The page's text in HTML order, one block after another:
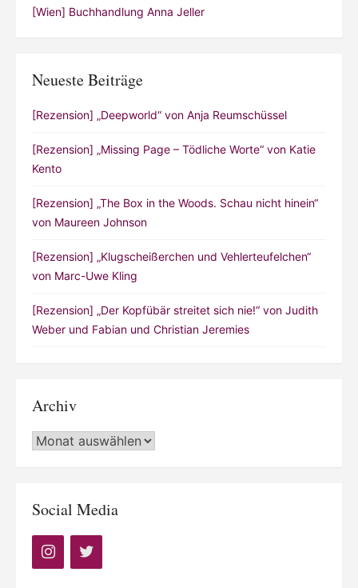
[Wien] Buchhandlung Anna Jeller
Neueste Beiträge
[Rezension] „Deepworld“ von Anja Reumschüssel
[Rezension] „Missing Page – Tödliche Worte“ von Katie
Kento
[Rezension] „The Box in the Woods. Schau nicht hinein“
von Maureen Johnson
[Rezension] „Klugscheißerchen und Vehlerteufelchen“
von Marc-Uwe Kling
[Rezension] „Der Kopfübär streitet sich nie!“ von Judith
Weber und Fabian und Christian Jeremies
Archiv
Archiv
Social Media